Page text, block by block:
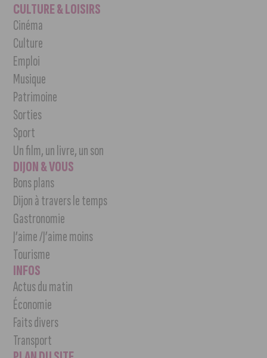
CULTURE & LOISIRS
Cinéma
Culture
Emploi
Musique
Patrimoine
Sorties
Sport
Un film, un livre, un son
DIJON & VOUS
Bons plans
Dijon à travers le temps
Gastronomie
J’aime /J’aime moins
Tourisme
INFOS
Actus du matin
Économie
Faits divers
Transport